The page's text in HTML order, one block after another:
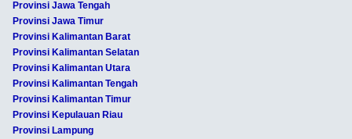
Provinsi Jawa Tengah
Provinsi Jawa Timur
Provinsi Kalimantan Barat
Provinsi Kalimantan Selatan
Provinsi Kalimantan Utara
Provinsi Kalimantan Tengah
Provinsi Kalimantan Timur
Provinsi Kepulauan Riau
Provinsi Lampung